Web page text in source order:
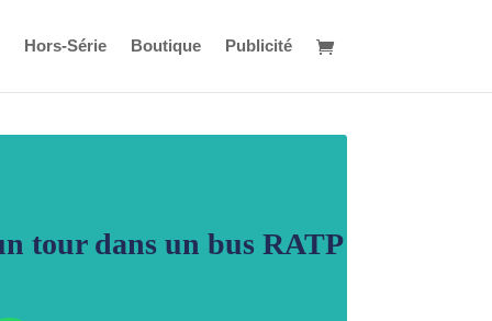
Hors-Série Boutique Publicité
tour dans un bus RATP